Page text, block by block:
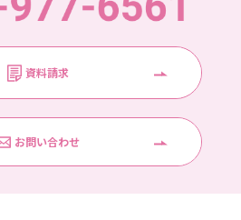
資料請求
お問い合わせ